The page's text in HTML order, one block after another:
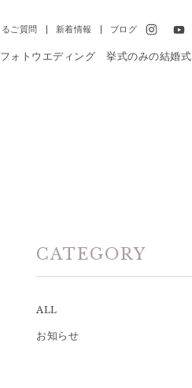
ご質問 新着情報 ブログ
フォトウエディング 挙式のみの結婚式
CATEGORY
ALL
お知らせ